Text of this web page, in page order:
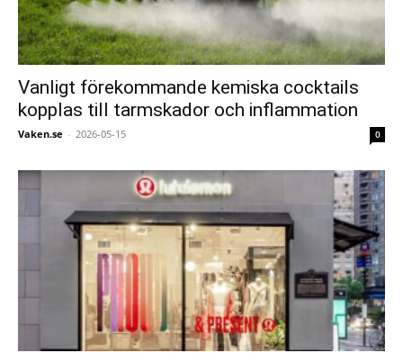
Vanligt förekommande kemiska cocktails
kopplas till tarmskador och inflammation
Vaken.se - 2026-05-15 0